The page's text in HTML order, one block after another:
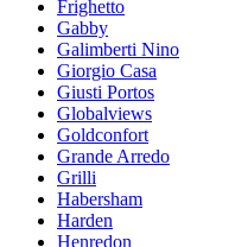
Frighetto
Gabby
Galimberti Nino
Giorgio Casa
Giusti Portos
Globalviews
Goldconfort
Grande Arredo
Grilli
Habersham
Harden
Henredon